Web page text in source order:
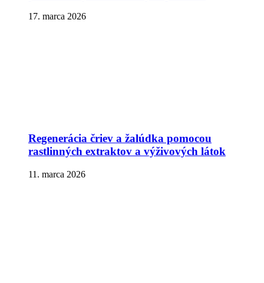
17. marca 2026
Regenerácia čriev a žalúdka pomocou
rastlinných extraktov a výživových látok
11. marca 2026